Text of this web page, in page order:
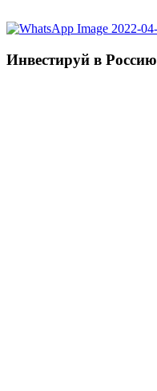
Инвестируй в Россию